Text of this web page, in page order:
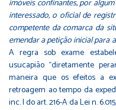
imóveis confinantes, por
interessado, o oficial de
competente da comarca da
emendar a petição inicial para
A regra sob exame
usucapião “diretamente
maneira que os efeitos a
retroagem ao tempo da
inc. I do art. 216-A da Lei n.